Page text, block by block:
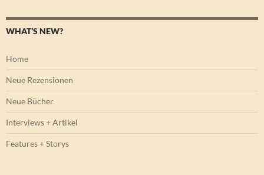
WHAT’S NEW?
Home
Neue Rezensionen
Neue Bücher
Interviews + Artikel
Features + Storys